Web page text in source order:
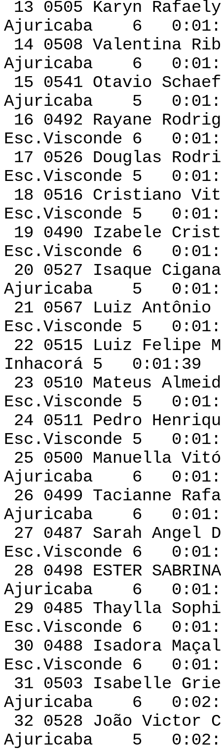
13 0505 Karyn
Ajuricaba 6
14 0508
Ajuricaba 6
15 0541
Ajuricaba 5
16 0492
Esc.Visconde 6
17 0526
Esc.Visconde 5
18 0516 Cristiano
Esc.Visconde 5
19 0490 Izabele
Esc.Visconde 6
20 0527 Isaque
Ajuricaba 5
21 0567 Luiz
Esc.Visconde 5
22 0515 Luiz
Inhacorá 5 0:01:39
23 0510 Mateus
Esc.Visconde 5
24 0511 Pedro
Esc.Visconde 5
25 0500
Ajuricaba 6
26 0499
Ajuricaba 6
27 0487
Esc.Visconde 6
28 0498 ESTER
Ajuricaba 6
29 0485 Thaylla
Esc.Visconde 6
30 0488 Isadora
Esc.Visconde 6
31 0503 Isabelle
Ajuricaba 6
32 0528 João
Ajuricaba 5